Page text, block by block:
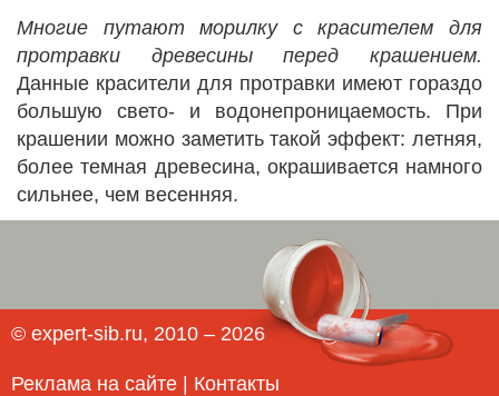
Многие путают морилку с красителем для
протравки древесины перед крашением.
Данные красители для протравки имеют гораздо
большую свето- и водонепроницаемость. При
крашении можно заметить такой эффект: летняя,
более темная древесина, окрашивается намного
сильнее, чем весенняя.
© expert-sib.ru, 2010 – 2026
Реклама на сайте Контакты